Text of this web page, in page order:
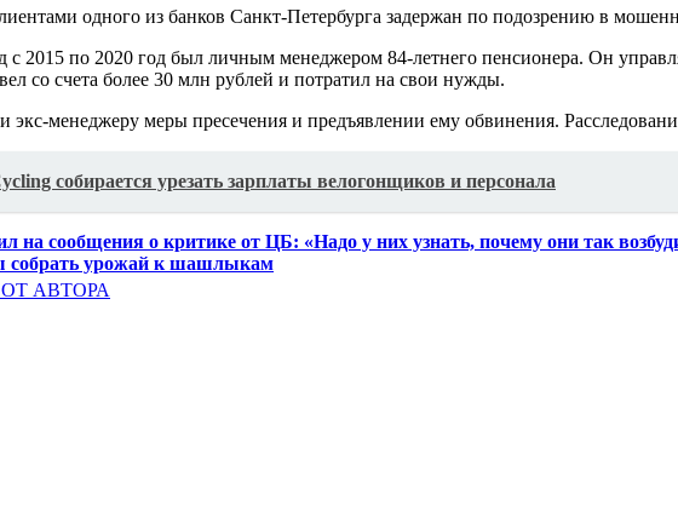
одного из банков Санкт-Петербурга задержан по подозрению в
с 2015 по 2020 год был личным менеджером 84-летнего пенсионера. Он
со счета более 30 млн рублей и потратил на свои нужды.
экс-менеджеру меры пресечения и предъявлении ему обвинения.
собирается урезать зарплаты велогонщиков и персонала
на сообщения о критике от ЦБ: «Надо у них узнать, почему они так
собрать урожай к шашлыкам
АВТОРА